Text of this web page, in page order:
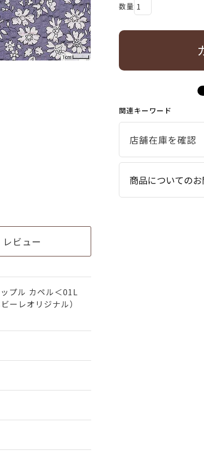
レビュー
プル カペル＜01L
ーレオリジナル）
関連キーワード
商品についての